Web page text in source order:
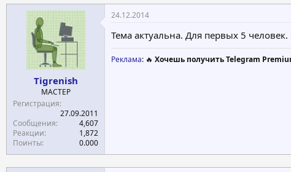
Tigrenish
МАСТЕР
Регистрация
27.09.2011
Сообщения
4,607
Реакции
1,872
Поинты
0.000
24.12.2014
Тема актуальна. Для первых 5
Реклама: 🔥 Хочешь получить Telegram